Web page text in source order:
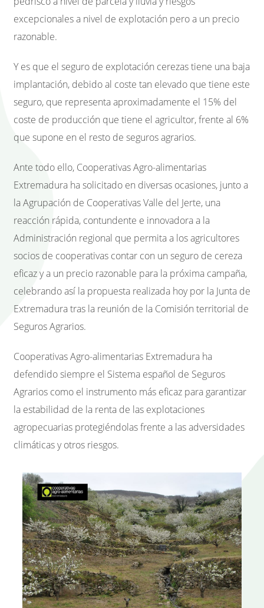
excepcionales a nivel de explotación pero a un precio
razonable.
Y es que el seguro de explotación cerezas tiene una baja
implantación, debido al coste tan elevado que tiene este
seguro, que representa aproximadamente el 15% del
coste de producción que tiene el agricultor, frente al 6%
que supone en el resto de seguros agrarios.
Ante todo ello, Cooperativas Agro-alimentarias
Extremadura ha solicitado en diversas ocasiones, junto a
la Agrupación de Cooperativas Valle del Jerte, una
reacción rápida, contundente e innovadora a la
Administración regional que permita a los agricultores
socios de cooperativas contar con un seguro de cereza
eficaz y a un precio razonable para la próxima campaña,
celebrando así la propuesta realizada hoy por la Junta de
Extremadura tras la reunión de la Comisión territorial de
Seguros Agrarios.
Cooperativas Agro-alimentarias Extremadura ha
defendido siempre el Sistema español de Seguros
Agrarios como el instrumento más eficaz para garantizar
la estabilidad de la renta de las explotaciones
agropecuarias protegiéndolas frente a las adversidades
climáticas y otros riesgos.